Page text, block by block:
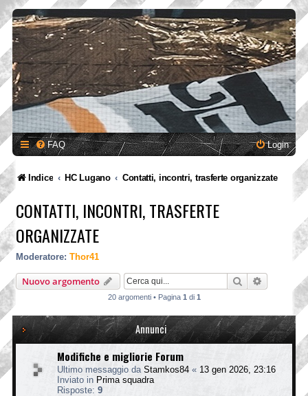
FAQ Login
Indice HC Lugano Contatti, incontri, trasferte organizzate
CONTATTI, INCONTRI, TRASFERTE
ORGANIZZATE
Moderatore: Thor41
Nuovo argomento Cerca Ricerca
20 argomenti • Pagina 1 di 1
Annunci
Modifiche e migliorie Forum
Ultimo messaggio da Stamkos84 « 13 gen 2026, 23:16
Inviato in Prima squadra
Risposte: 9